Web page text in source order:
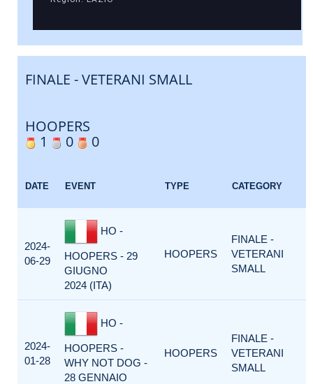
FINALE - VETERANI SMALL
HOOPERS
1
0 0
DATE EVENT TYPE CATEGORY
2024-
06-29
HO -
HOOPERS - 29
GIUGNO
2024 (ITA)
HOOPERS
FINALE -
VETERANI
SMALL
2024-
01-28
HO -
HOOPERS -
WHY NOT DOG -
28 GENNAIO
HOOPERS
FINALE -
VETERANI
SMALL